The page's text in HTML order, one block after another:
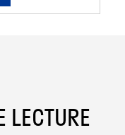
LECTURE